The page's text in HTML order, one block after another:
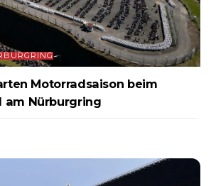
Motorradsaison beim
am Nürburgring